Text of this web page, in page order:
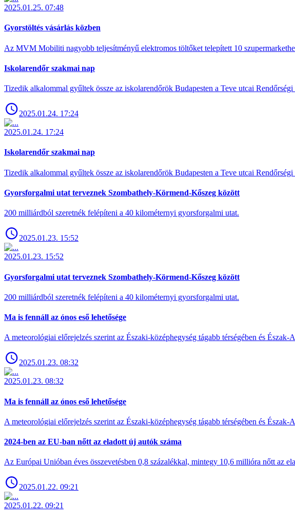
2025.01.25. 07:48
Gyorstöltés vásárlás közben
Az MVM Mobiliti nagyobb teljesítményű elektromos töltőket telepített 10
Iskolarendőr szakmai nap
Tizedik alkalommal gyűltek össze az iskolarendőrök Budapesten a Teve utcai
2025.01.24. 17:24
2025.01.24. 17:24
Iskolarendőr szakmai nap
Tizedik alkalommal gyűltek össze az iskolarendőrök Budapesten a Teve utcai
Gyorsforgalmi utat terveznek Szombathely-Körmend-Kőszeg között
200 milliárdból szeretnék felépíteni a 40 kilométernyi gyorsforgalmi utat.
2025.01.23. 15:52
2025.01.23. 15:52
Gyorsforgalmi utat terveznek Szombathely-Körmend-Kőszeg között
200 milliárdból szeretnék felépíteni a 40 kilométernyi gyorsforgalmi utat.
Ma is fennáll az ónos eső lehetősége
A meteorológiai előrejelzés szerint az Északi-középhegység tágabb térségében és
2025.01.23. 08:32
2025.01.23. 08:32
Ma is fennáll az ónos eső lehetősége
A meteorológiai előrejelzés szerint az Északi-középhegység tágabb térségében és
2024-ben az EU-ban nőtt az eladott új autók száma
Az Európai Unióban éves összevetésben 0,8 százalékkal, mintegy 10,6 millióra nőtt az
2025.01.22. 09:21
2025.01.22. 09:21